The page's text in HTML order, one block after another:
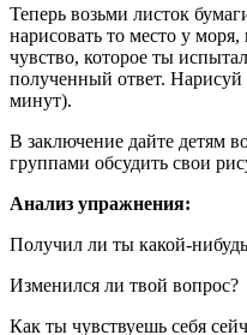
Теперь возьми листок
нарисовать то место у
чувство, которое ты
полученный ответ.
минут).
В заключение дайте детям
группами обсудить свои
Анализ упражнения:
Получил ли ты какой-
Изменился ли твой вопрос?
Как ты чувствуешь себя